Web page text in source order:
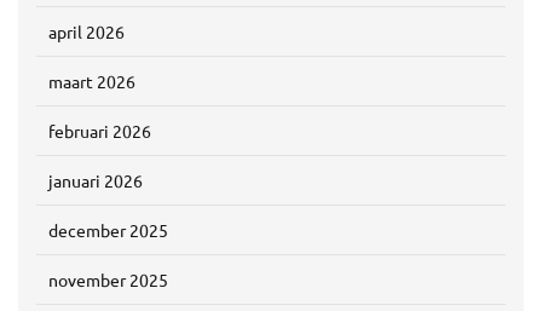
april 2026
maart 2026
februari 2026
januari 2026
december 2025
november 2025